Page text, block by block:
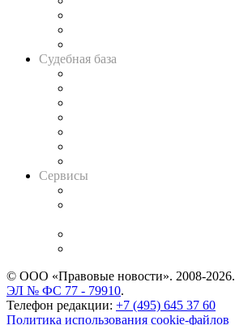
Судебная база
Сервисы
© ООО «Правовые новости». 2008-2026.
ЭЛ № ФС 77 - 79910.
Телефон редакции: +7 (495) 645 37 60
Политика использования cookie-файлов